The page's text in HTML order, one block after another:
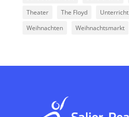
Theater
The Floyd Unterricht
Weihnachten
Weihnachtsmarkt